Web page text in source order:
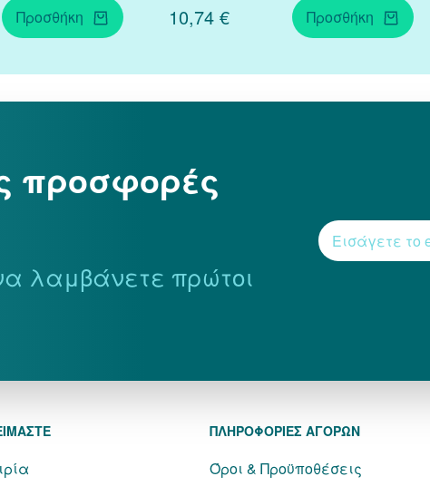
Προσθήκη 10,74 € Προσθήκη
προσφορές
λαμβάνετε πρώτοι
ΠΛΗΡΟΦΟΡΙΕΣ ΑΓΟΡΩΝ
Όροι & Προϋποθέσεις